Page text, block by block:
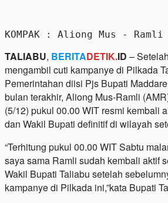
KOMPAK : Aliong Mus - Ramli
TALIABU, BERITADETIK.ID –
mengambil cuti kampanye di Pilkada
Pemerintahan diisi Pjs Bupati
bulan terakhir, Aliong Mus-Ramli
(5/12) pukul 00.00 WIT resmi kembali
dan Wakil Bupati definitif di wilayah
“Terhitung pukul 00.00 WIT Sabtu
saya sama Ramli sudah kembali aktif
Wakil Bupati Taliabu setelah
kampanye di Pilkada ini,”kata Bupati